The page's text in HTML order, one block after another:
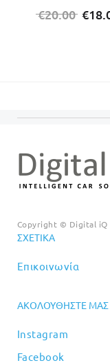
€20.00 €
Copyright © Digital iQ
ΣΧΕΤΙΚΆ
Επικοινωνία
ΑΚΟΛΟΥΘΉΣΤΕ ΜΑΣ
Instagram
Facebook